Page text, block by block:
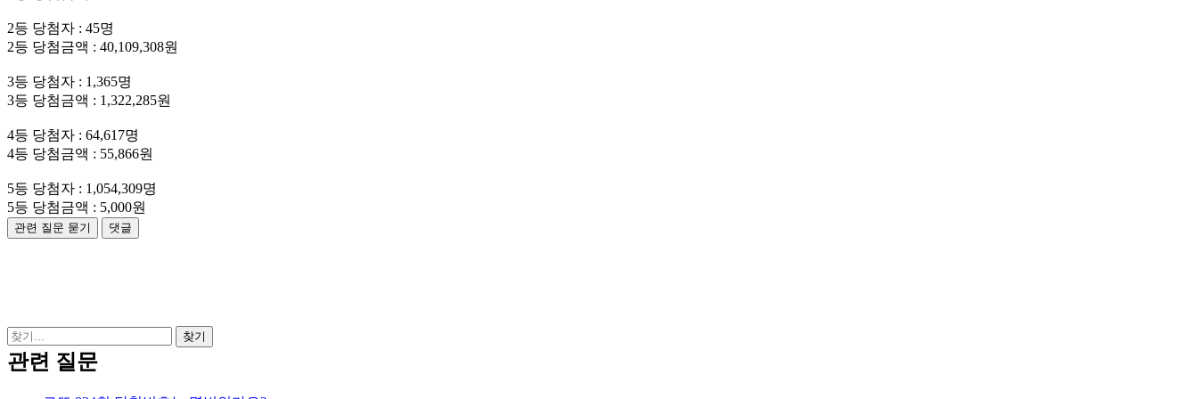
2등 당첨자 : 45명
2등 당첨금액 : 40,109,308원
3등 당첨자 : 1,365명
3등 당첨금액 : 1,322,285원
4등 당첨자 : 64,617명
4등 당첨금액 : 55,866원
5등 당첨자 : 1,054,309명
5등 당첨금액 : 5,000원
관련 질문